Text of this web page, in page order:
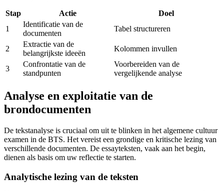
Stap Actie
Doel
1
Identificatie van de
documenten
Tabel structureren
2
Extractie van de
belangrijkste ideeën
Kolommen invullen
3
Confrontatie van de
standpunten
Voorbereiden van de
vergelijkende analyse
Analyse en exploitatie van de
brondocumenten
De tekstanalyse is cruciaal om uit te blinken in het algemene cultuur
examen in de BTS. Het vereist een grondige en kritische lezing van
verschillende documenten. De essayteksten, vaak aan het begin,
dienen als basis om uw reflectie te starten.
Analytische lezing van de teksten